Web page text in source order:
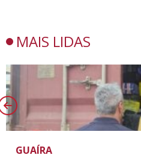
MAIS LIDAS
GUAÍRA